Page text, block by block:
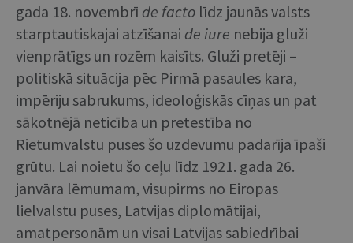
gada 18. novembrī de facto līdz jaunās valsts
starptautiskajai atzīšanai de iure nebija gluži
vienprātīgs un rozēm kaisīts. Gluži pretēji –
politiskā situācija pēc Pirmā pasaules kara,
impēriju sabrukums, ideoloģiskās cīņas un pat
sākotnējā neticība un pretestība no
Rietumvalstu puses šo uzdevumu padarīja īpaši
grūtu. Lai noietu šo ceļu līdz 1921. gada 26.
janvāra lēmumam, visupirms no Eiropas
lielvalstu puses, Latvijas diplomātijai,
amatpersonām un visai Latvijas sabiedrībai